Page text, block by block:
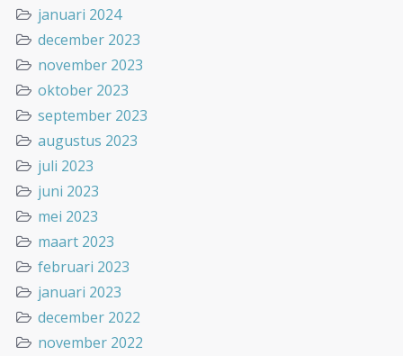
januari 2024
december 2023
november 2023
oktober 2023
september 2023
augustus 2023
juli 2023
juni 2023
mei 2023
maart 2023
februari 2023
januari 2023
december 2022
november 2022